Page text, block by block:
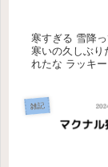
寒すぎる 雪降
寒いの久しぶり
れたな ラッキ
雑記